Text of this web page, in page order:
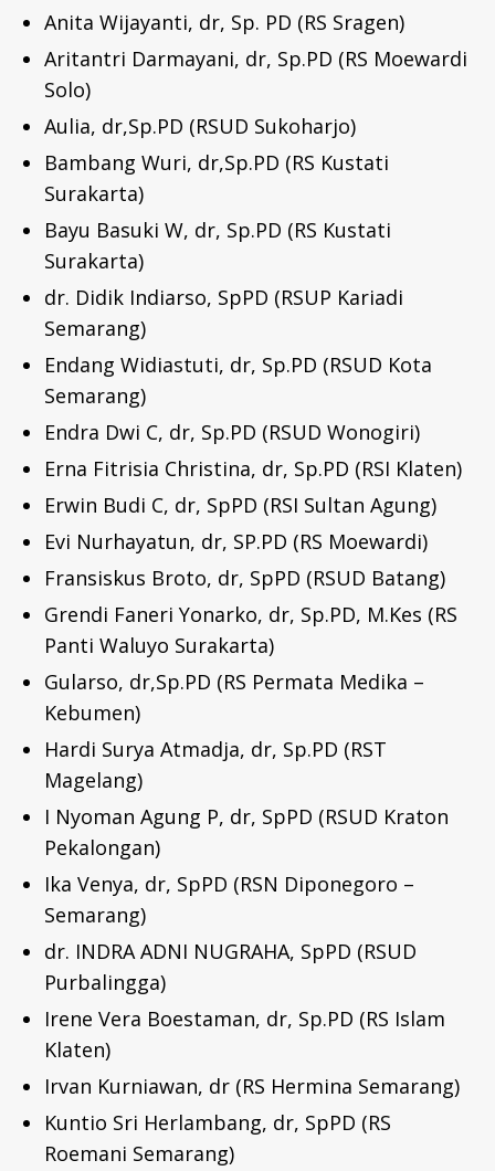
Anita Wijayanti, dr, Sp. PD (RS Sragen)
Aritantri Darmayani, dr, Sp.PD (RS Moewardi
Solo)
Aulia, dr,Sp.PD (RSUD Sukoharjo)
Bambang Wuri, dr,Sp.PD (RS Kustati
Surakarta)
Bayu Basuki W, dr, Sp.PD (RS Kustati
Surakarta)
dr. Didik Indiarso, SpPD (RSUP Kariadi
Semarang)
Endang Widiastuti, dr, Sp.PD (RSUD Kota
Semarang)
Endra Dwi C, dr, Sp.PD (RSUD Wonogiri)
Erna Fitrisia Christina, dr, Sp.PD (RSI Klaten)
Erwin Budi C, dr, SpPD (RSI Sultan Agung)
Evi Nurhayatun, dr, SP.PD (RS Moewardi)
Fransiskus Broto, dr, SpPD (RSUD Batang)
Grendi Faneri Yonarko, dr, Sp.PD, M.Kes (RS
Panti Waluyo Surakarta)
Gularso, dr,Sp.PD (RS Permata Medika –
Kebumen)
Hardi Surya Atmadja, dr, Sp.PD (RST
Magelang)
I Nyoman Agung P, dr, SpPD (RSUD Kraton
Pekalongan)
Ika Venya, dr, SpPD (RSN Diponegoro –
Semarang)
dr. INDRA ADNI NUGRAHA, SpPD (RSUD
Purbalingga)
Irene Vera Boestaman, dr, Sp.PD (RS Islam
Klaten)
Irvan Kurniawan, dr (RS Hermina Semarang)
Kuntio Sri Herlambang, dr, SpPD (RS
Roemani Semarang)